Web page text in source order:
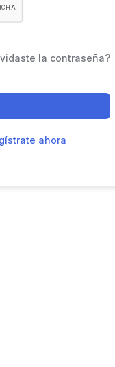
la contraseña?
ahora